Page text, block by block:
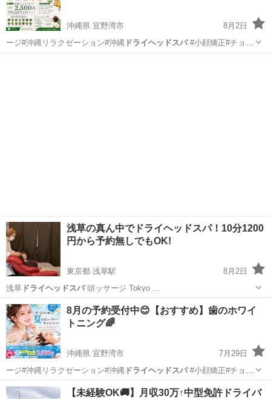
沖縄県 宜野湾市
8月2日
ージ#沖縄リラクゼーション#沖縄 ドライヘッドスパ#小顔矯正#チョイ
サロンキング…
浅草の真ん中でドライヘッドスパ！10分1200
円から予約無しでもOK!
東京都 浅草駅
8月2日
浅草ドライヘッドスパ
東京 台東区 浅草駅 マッサージ ドライヘッドスパ
8月の予約受付中😊【おすすめ】歯のホワイ
トニング🌈
沖縄県 宜野湾市
7月29日
ージ#沖縄リラクゼーション#沖縄 ドライヘッドスパ#小顔矯正#チョイ
サロンキング…
沖縄 宜野湾市 その他 ホワイトニング
【未経験OK🚚】月収30万↑中型免許ドライバ